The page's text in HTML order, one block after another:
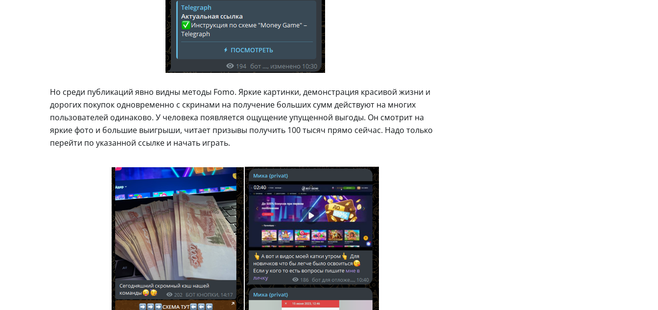
Но среди публикаций явно видны методы Fomo. Яркие картинки, демонстрация красивой жизни и
дорогих покупок одновременно с скринами на получение больших сумм действуют на многих
пользователей одинаково. У человека появляется ощущение упущенной выгоды. Он смотрит на
яркие фото и большие выигрыши, читает призывы получить 100 тысяч прямо сейчас. Надо только
перейти по указанной ссылке и начать играть.